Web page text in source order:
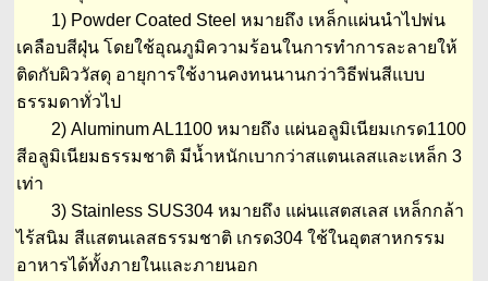
1) Powder Coated Steel หมายถึง เหล็กแผ่นนำไปพ่น
เคลือบสีฝุ่น โดยใช้อุณภูมิความร้อนในการทำการละลายให้
ติดกับผิววัสดุ อายุการใช้งานคงทนนานกว่าวิธีพ่นสีแบบ
ธรรมดาทั่วไป
2) Aluminum AL1100 หมายถึง แผ่นอลูมิเนียมเกรด1100
สีอลูมิเนียมธรรมชาติ มีน้ำหนักเบากว่าสแตนเลสและเหล็ก 3
เท่า
3) Stainless SUS304 หมายถึง แผ่นแสตสเลส เหล็กกล้า
ไร้สนิม สีแสตนเลสธรรมชาติ เกรด304 ใช้ในอุตสาหกรรม
อาหารได้ทั้งภายในและภายนอก